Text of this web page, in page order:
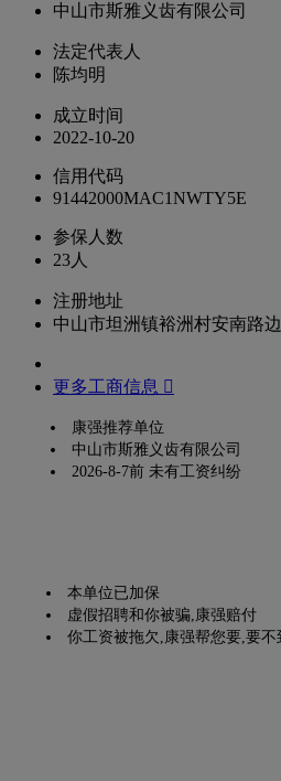
中山市斯雅义齿有限公司
法定代表人
陈均明
成立时间
2022-10-20
信用代码
91442000MAC1NWTY5E
参保人数
23人
注册地址
中山市坦洲镇裕洲村安南路
更多工商信息 
康强推荐单位
中山市斯雅义齿有限公司
2026-8-7前 未有工资纠纷
本单位已加保
虚假招聘和你被骗,康强赔付
你工资被拖欠,康强帮您要,要不